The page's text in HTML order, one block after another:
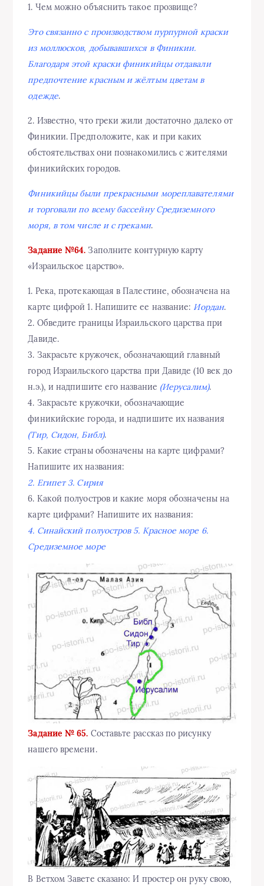
1. Чем можно объяснить такое прозвище?
Это связанно с производством пурпурной краски
из моллюсков, добывавшихся в Финикии.
Благодаря этой краски финикийцы отдавали
предпочтение красным и жёлтым цветам в
одежде.
2. Известно, что греки жили достаточно далеко от
Финикии. Предположите, как и при каких
обстоятельствах они познакомились с жителями
финикийских городов.
Финикийцы были прекрасными мореплавателями
и торговали по всему бассейну Средиземного
моря, в том числе и с греками.
Задание №64. Заполните контурную карту
«Израильское царство».
1. Река, протекающая в Палестине, обозначена на
карте цифрой 1. Напишите ее название: Иордан.
2. Обведите границы Израильского царства при
Давиде.
3. Закрасьте кружочек, обозначающий главный
город Израильского царства при Давиде (10 век до
н.э.), и надпишите его название (Иерусалим).
4. Закрасьте кружочки, обозначающие
финикийские города, и надпишите их названия
(Тир, Сидон, Библ).
5. Какие страны обозначены на карте цифрами?
Напишите их названия:
2. Египет 3. Сирия
6. Какой полуостров и какие моря обозначены на
карте цифрами? Напишите их названия:
4. Синайский полуостров 5. Красное море 6.
Средиземное море
Задание № 65. Составьте рассказ по рисунку
нашего времени.
В Ветхом Завете сказано: И простер он руку свою,